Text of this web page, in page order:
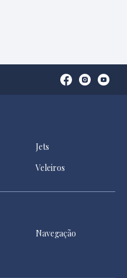
Jets
Veleiros
Navegação
OpenOpenOpen